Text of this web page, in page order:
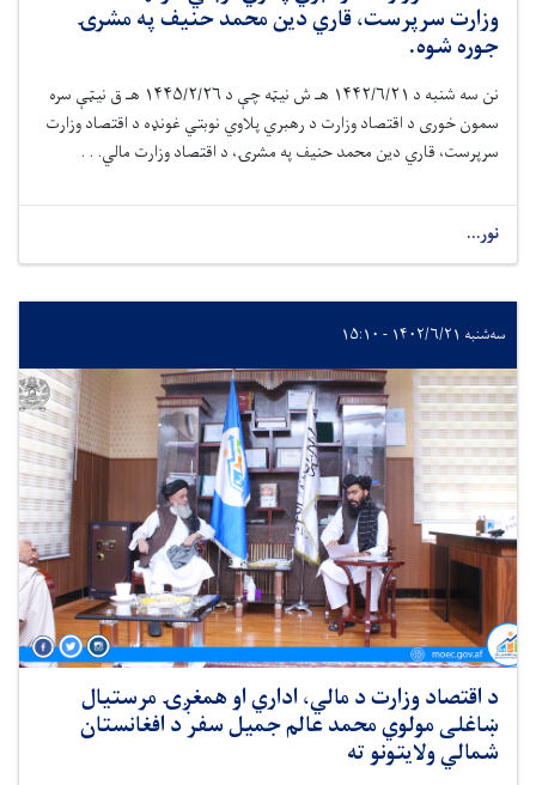
وزارت سرپرست، قاري دین محمد حنیف په مشرۍ
جوره شوه.
نن سه شنبه د ۱۴۴۲/۶/۲۱ هـ ش نیټه چې د ۱۴۴۵/۲/۲۶ هـ ق نیټې سره
سمون خوری د اقتصاد وزارت د رهبري پلاوي نوبتي غونډه د اقتصاد وزارت
سرپرست، قاري دین محمد حنیف په مشرۍ، د اقتصاد وزارت مالي. . .
نور...
سه‌شنبه ۱۴۰۲/۶/۲۱ - ۱۵:۱۰
د اقتصاد وزارت د مالي، اداري او همغږۍ مرستیال
ښاغلی مولوي محمد عالم جمیل سفر د افغانستان
شمالي ولایتونو ته